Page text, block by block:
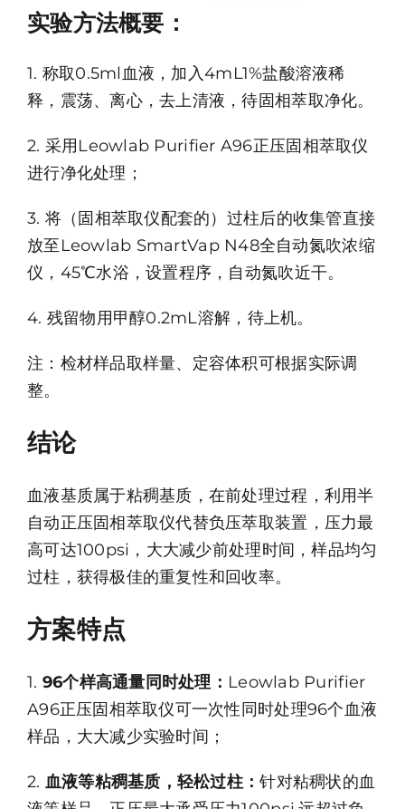
实验方法概要：
1. 称取0.5ml血液，加入4mL1%盐酸溶液稀
释，震荡、离心，去上清液，待固相萃取净化。
2. 采用Leowlab Purifier A96正压固相萃取仪
进行净化处理；
3. 将（固相萃取仪配套的）过柱后的收集管直接
放至Leowlab SmartVap N48全自动氮吹浓缩
仪，45℃水浴，设置程序，自动氮吹近干。
4. 残留物用甲醇0.2mL溶解，待上机。
注：检材样品取样量、定容体积可根据实际调
整。
结论
血液基质属于粘稠基质，在前处理过程，利用半
自动正压固相萃取仪代替负压萃取装置，压力最
高可达100psi，大大减少前处理时间，样品均匀
过柱，获得极佳的重复性和回收率。
方案特点
1. 96个样高通量同时处理： Leowlab Purifier
A96正压固相萃取仪可一次性同时处理96个血液
样品，大大减少实验时间；
2. 血液等粘稠基质，轻松过柱：针对粘稠状的血